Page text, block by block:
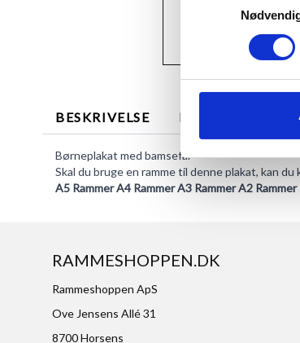
BESKRIVELSE MERE
Børneplakat med bamsefar
Skal du bruge en ramme til denne plakat, kan
A5 RammerA4 RammerA3 RammerA2 Rammer
RAMMESHOPPEN.DK
Rammeshoppen ApS
Ove Jensens Allé 31
8700 Horsens